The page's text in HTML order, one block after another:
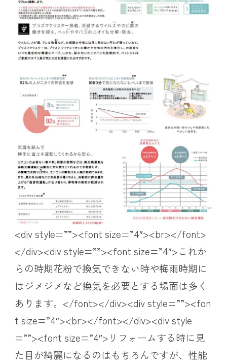
<div style=””><font size=”4″><br></font>
</div><div style=””><font size=”4″>これか
らの時期花粉で換気できない時や梅雨時期に
はジメジメなど換気を必要とする場面は多く
あります。</font></div><div style=””><fon
t size=”4″><br></font></div><div style
=””><font size=”4″>リフォームする時に見
た目が綺麗になるのはもちろんですが、性能